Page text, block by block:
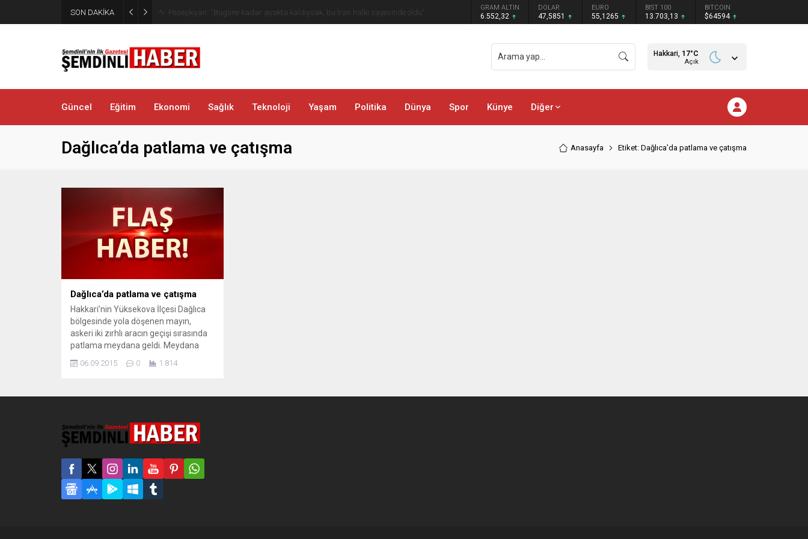
SON DAKİKA Kaymakam Erdoğan Altınsu Köyü ve Mezralarında Vatandaşlarla Buluştu GRAM ALTIN
6.552,32
DOLAR
47,5851
EURO
55,1265
BIST 100
13.703,13
BITCOIN
$64594
Hakkari, 17°C
Açık
Güncel Eğitim Ekonomi Sağlık Teknoloji Yaşam Politika Dünya Spor Künye Diğer
Dağlıca’da patlama ve çatışma Anasayfa Etiket: Dağlıca’da patlama ve çatışma
Dağlıca’da patlama ve çatışma
Hakkari’nin Yüksekova İlçesi Dağlıca
bölgesinde yola döşenen mayın,
askeri iki zırhlı aracın geçişi sırasında
patlama meydana geldi. Meydana
sürdürülen operasyon sırasında çıkan
Dağlıca bölgesinde meydana geldi.
Zırhlı iki askeri...
06.09.2015 0 1.814